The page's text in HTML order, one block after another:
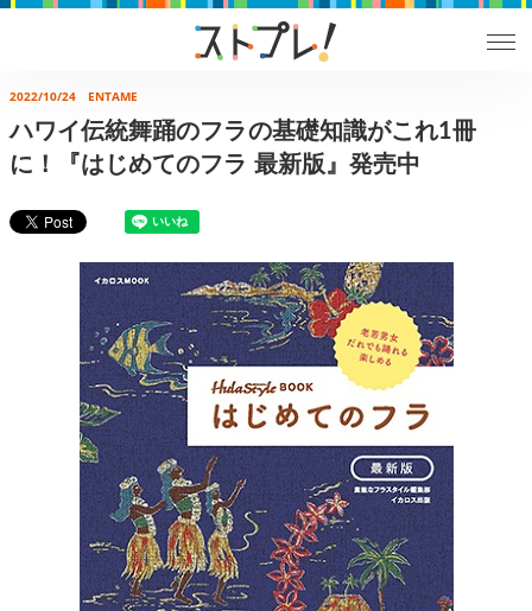
2022/10/24 ENTAME
ハワイ伝統舞踊のフラの基礎知識がこれ1冊
に！『はじめてのフラ 最新版』発売中